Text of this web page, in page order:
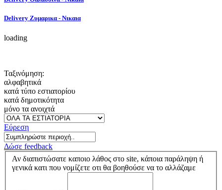
Delivery Ζυμαρικα - Νικαια
loading
Ταξινόμηση:
αλφαβητικά
κατά τύπο εστιατορίου
κατά δημοτικότητα
μόνο τα ανοιχτά
Εύρεση
Δώσε feedback
Αν διαπιστώσατε καποιο λάθος στο site, κάποια παράληψη ή
γενικά κατι που νομίζετε οτι θα βοηθούσε να το αλλάζαμε